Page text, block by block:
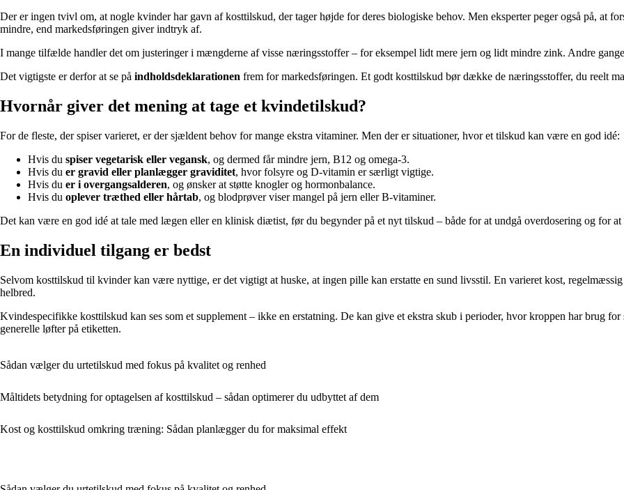
Der er ingen tvivl om, at nogle kvinder har gavn af kosttilskud, der tager højde for deres biologiske behov. Men eksperter peger også på, at
mindre, end markedsføringen giver indtryk af.
I mange tilfælde handler det om justeringer i mængderne af visse næringsstoffer – for eksempel lidt mere jern og lidt mindre zink. Andre
Det vigtigste er derfor at se på indholdsdeklarationen frem for markedsføringen. Et godt kosttilskud bør dække de næringsstoffer, du reelt
Hvornår giver det mening at tage et kvindetilskud?
For de fleste, der spiser varieret, er der sjældent behov for mange ekstra vitaminer. Men der er situationer, hvor et tilskud kan være en god idé:
Hvis du spiser vegetarisk eller vegansk, og dermed får mindre jern, B12 og omega-3.
Hvis du er gravid eller planlægger graviditet, hvor folsyre og D-vitamin er særligt vigtige.
Hvis du er i overgangsalderen, og ønsker at støtte knogler og hormonbalance.
Hvis du oplever træthed eller hårtab, og blodprøver viser mangel på jern eller B-vitaminer.
Det kan være en god idé at tale med lægen eller en klinisk diætist, før du begynder på et nyt tilskud – både for at undgå overdosering og for
En individuel tilgang er bedst
Selvom kosttilskud til kvinder kan være nyttige, er det vigtigt at huske, at ingen pille kan erstatte en sund livsstil. En varieret kost,
helbred.
Kvindespecifikke kosttilskud kan ses som et supplement – ikke en erstatning. De kan give et ekstra skub i perioder, hvor kroppen har brug
generelle løfter på etiketten.
Sådan vælger du urtetilskud med fokus på kvalitet og renhed
Måltidets betydning for optagelsen af kosttilskud – sådan optimerer du udbyttet af dem
Kost og kosttilskud omkring træning: Sådan planlægger du for maksimal effekt